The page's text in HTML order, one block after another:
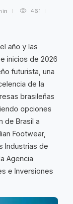
461
año y las
inicios de 2026
futurista, una
de la
brasileñas
opciones
de Brasil a
Footwear,
Industrias de
Agencia
e Inversiones